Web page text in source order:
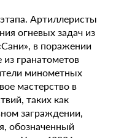
Артиллеристы
огневых задач из
в поражении
гранатометов
минометных
мастерство в
таких как
заграждении,
обозначенный